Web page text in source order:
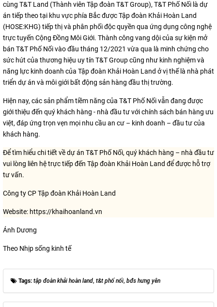
cùng T&T Land (Thành viên Tập đoàn T&T Group), T&T Phố Nối là dự
án tiếp theo tại khu vực phía Bắc được Tập đoàn Khải Hoàn Land
(HOSE:KHG) tiếp thị và phân phối độc quyền qua ứng dụng công nghệ
trực tuyến Cộng Đồng Môi Giới. Thành công vang dội của sự kiện mở
bán T&T Phố Nối vào đầu tháng 12/2021 vừa qua là minh chứng cho
sức hút của thương hiệu uy tín T&T Group cũng như kinh nghiệm và
năng lực kinh doanh của Tập đoàn Khải Hoàn Land ở vị thế là nhà phát
triển dự án và môi giới bất động sản hàng đầu thị trường.
Hiện nay, các sản phẩm tiềm năng của T&T Phố Nối vẫn đang được
giới thiệu đến quý khách hàng - nhà đầu tư với chính sách bán hàng ưu
việt, đáp ứng trọn vẹn mọi nhu cầu an cư – kinh doanh – đầu tư của
khách hàng.
Để tìm hiểu chi tiết về dự án T&T Phố Nối, quý khách hàng – nhà đầu tư
vui lòng liên hệ trực tiếp đến Tập đoàn Khải Hoàn Land để được hỗ trợ
tư vấn.
Công ty CP Tập đoàn Khải Hoàn Land
Website: https://khaihoanland.vn
Ánh Dương
Theo Nhịp sống kinh tế
Tags: tập đoàn khải hoàn land, t&t phố nối, bđs hưng yên